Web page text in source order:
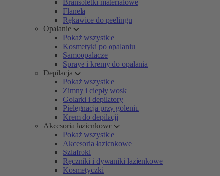
Bransoletki materiałowe
Flanela
Rękawice do peelingu
Opalanie
Pokaż wszystkie
Kosmetyki po opalaniu
Samoopalacze
Spraye i kremy do opalania
Depilacja
Pokaż wszystkie
Zimny i ciepły wosk
Golarki i depilatory
Pielęgnacja przy goleniu
Krem do depilacji
Akcesoria łazienkowe
Pokaż wszystkie
Akcesoria łazienkowe
Szlafroki
Ręczniki i dywaniki łazienkowe
Kosmetyczki